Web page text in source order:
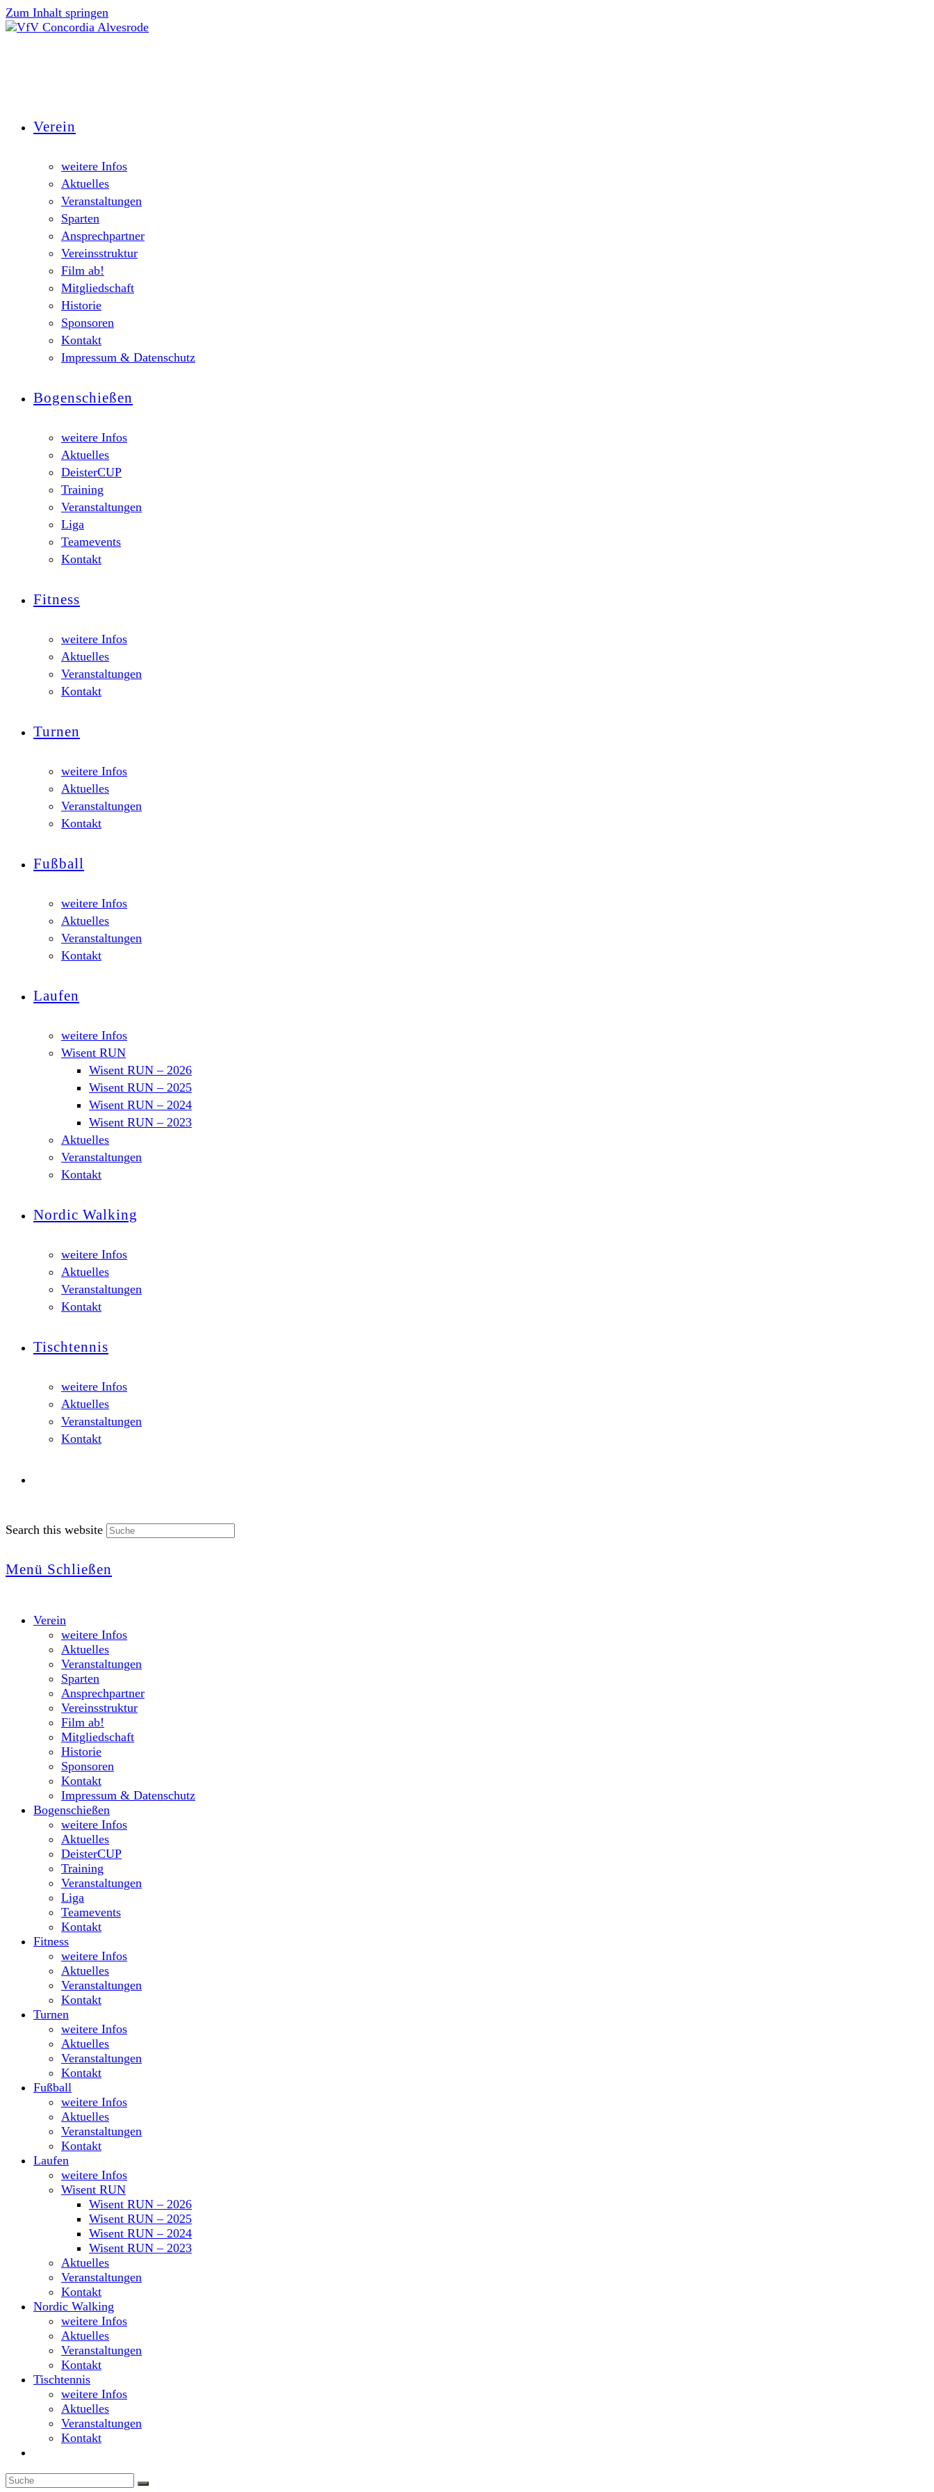
Zum Inhalt springen
Verein
weitere Infos
Aktuelles
Veranstaltungen
Sparten
Ansprechpartner
Vereinsstruktur
Film ab!
Mitgliedschaft
Historie
Sponsoren
Kontakt
Impressum & Datenschutz
Bogenschießen
weitere Infos
Aktuelles
DeisterCUP
Training
Veranstaltungen
Liga
Teamevents
Kontakt
Fitness
weitere Infos
Aktuelles
Veranstaltungen
Kontakt
Turnen
weitere Infos
Aktuelles
Veranstaltungen
Kontakt
Fußball
weitere Infos
Aktuelles
Veranstaltungen
Kontakt
Laufen
weitere Infos
Wisent RUN
Wisent RUN – 2026
Wisent RUN – 2025
Wisent RUN – 2024
Wisent RUN – 2023
Aktuelles
Veranstaltungen
Kontakt
Nordic Walking
weitere Infos
Aktuelles
Veranstaltungen
Kontakt
Tischtennis
weitere Infos
Aktuelles
Veranstaltungen
Kontakt
Search this website
Menü Schließen
Verein
weitere Infos
Aktuelles
Veranstaltungen
Sparten
Ansprechpartner
Vereinsstruktur
Film ab!
Mitgliedschaft
Historie
Sponsoren
Kontakt
Impressum & Datenschutz
Bogenschießen
weitere Infos
Aktuelles
DeisterCUP
Training
Veranstaltungen
Liga
Teamevents
Kontakt
Fitness
weitere Infos
Aktuelles
Veranstaltungen
Kontakt
Turnen
weitere Infos
Aktuelles
Veranstaltungen
Kontakt
Fußball
weitere Infos
Aktuelles
Veranstaltungen
Kontakt
Laufen
weitere Infos
Wisent RUN
Wisent RUN – 2026
Wisent RUN – 2025
Wisent RUN – 2024
Wisent RUN – 2023
Aktuelles
Veranstaltungen
Kontakt
Nordic Walking
weitere Infos
Aktuelles
Veranstaltungen
Kontakt
Tischtennis
weitere Infos
Aktuelles
Veranstaltungen
Kontakt